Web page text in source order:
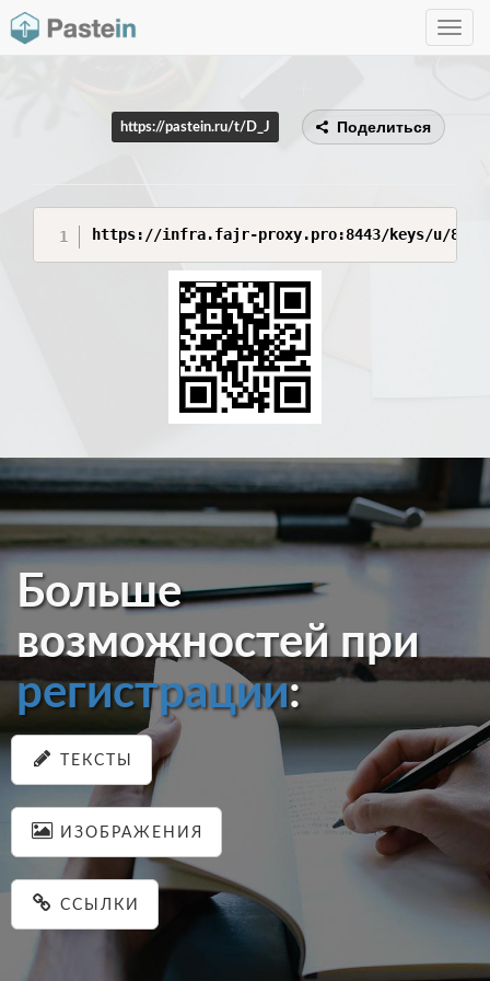
Toggle
https://pastein.ru/t/D_J Поделиться
https://infra.fajr-proxy.pro:8443/keys/u/
Больше
возможностей при
регистрации:
ТЕКСТЫ
ИЗОБРАЖЕНИЯ
ССЫЛКИ